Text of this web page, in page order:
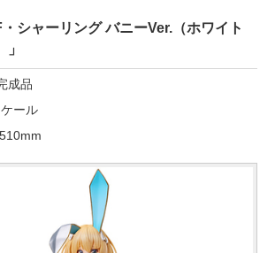
・シャーリング バニーVer.（ホワイト
成品
ール